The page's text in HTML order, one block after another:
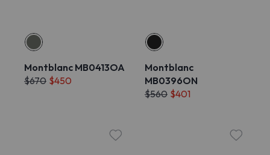
Montblanc MB0413OA
$670 $450
Montblanc
MB0396ON
$560 $401